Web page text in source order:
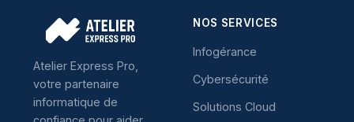
Atelier Express Pro,
votre partenaire
informatique de
NOS SERVICES
Infogérance
Cybersécurité
Solutions Cloud